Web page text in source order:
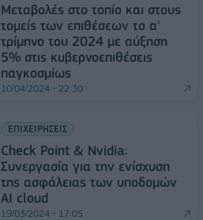
Μεταβολές στο τοπίο και στους
τομείς των επιθέσεων το α'
τρίμηνο του 2024 με αύξηση
5% στις κυβερνοεπιθέσεις
παγκοσμίως
10/04/2024 - 22:30
ΕΠΙΧΕΙΡΗΣΕΙΣ
Check Point & Nvidia:
Συνεργασία για την ενίσχυση
της ασφάλειας των υποδομών
AI cloud
19/03/2024 - 17:05